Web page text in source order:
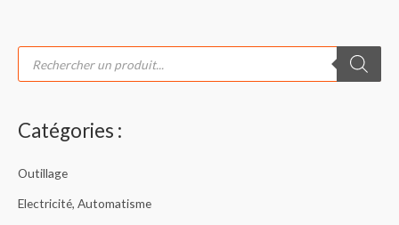
R
h
c
h
e
p
o
d
Catégories :
Outillage
Electricité, Automatisme